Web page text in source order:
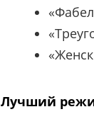
Лучший